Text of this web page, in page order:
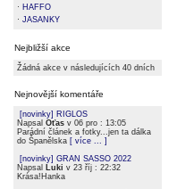
· HAFFO
· JASANKY
Nejbližší akce
Žádná akce v následujících 40 dních
Nejnovější komentáře
[novinky] RIGLOS
Napsal Oťas v 06 pro : 13:05
Parádní článek a fotky...jen ta dálka
do Španělska [ více ... ]
[novinky] GRAN SASSO 2022
Napsal
Luki v 23 říj : 22:32
Krása!Hanka